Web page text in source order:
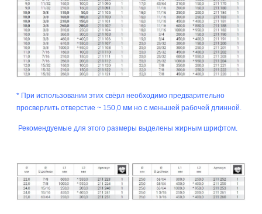
* При использовании этих свёрл необходимо предварительно
просверлить отверстие ~ 150,0 мм но с меньшей рабочей длинной.
Рекомендуемые для этого размеры выделены жирным шрифтом.